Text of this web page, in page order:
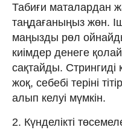
Табиғи маталардан
таңдағаныңыз жөн.
маңызды рөл
киімдер денеге
сақтайды. Стрингиді
жоқ, себебі теріні
алып келуі мүмкін.
2. Күнделікті